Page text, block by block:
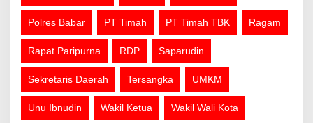
Polres Babar PT Timah PT Timah TBK Ragam
Rapat Paripurna RDP Saparudin
Sekretaris Daerah Tersangka UMKM
Unu Ibnudin Wakil Ketua Wakil Wali Kota